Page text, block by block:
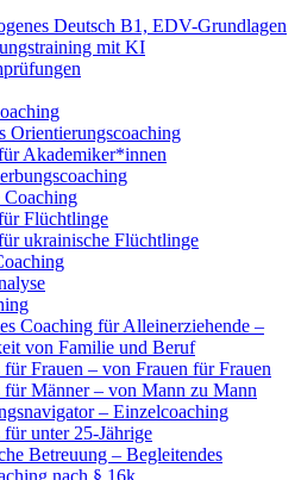
Deutsch B1, EDV-Grundlagen
mit KI
Orientierungscoaching
Akademiker*innen
Coaching
Flüchtlinge
ukrainische Flüchtlinge
Coaching für Alleinerziehende –
von Familie und Beruf
Frauen – von Frauen für Frauen
für Männer – von Mann zu Mann
– Einzelcoaching
unter 25-Jährige
Betreuung – Begleitendes
nach § 16k